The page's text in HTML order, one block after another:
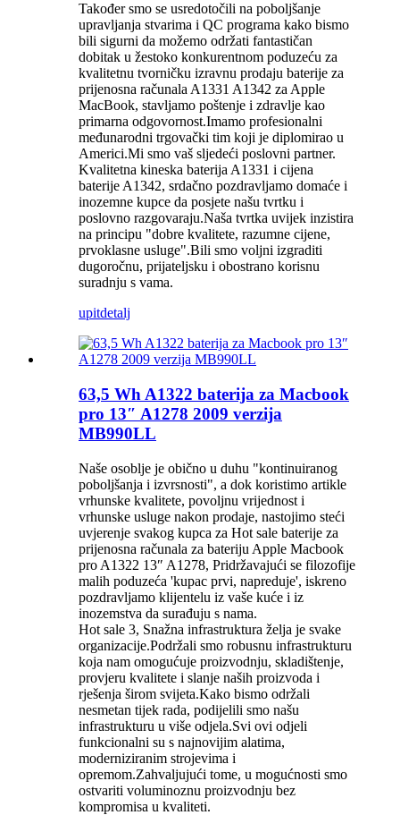
Također smo se usredotočili na poboljšanje
upravljanja stvarima i QC programa kako bismo
bili sigurni da možemo održati fantastičan
dobitak u žestoko konkurentnom poduzeću za
kvalitetnu tvorničku izravnu prodaju baterije za
prijenosna računala A1331 A1342 za Apple
MacBook, stavljamo poštenje i zdravlje kao
primarna odgovornost.Imamo profesionalni
međunarodni trgovački tim koji je diplomirao u
Americi.Mi smo vaš sljedeći poslovni partner.
Kvalitetna kineska baterija A1331 i cijena
baterije A1342, srdačno pozdravljamo domaće i
inozemne kupce da posjete našu tvrtku i
poslovno razgovaraju.Naša tvrtka uvijek inzistira
na principu "dobre kvalitete, razumne cijene,
prvoklasne usluge".Bili smo voljni izgraditi
dugoročnu, prijateljsku i obostrano korisnu
suradnju s vama.
upitdetalj
63,5 Wh A1322 baterija za Macbook
pro 13″ A1278 2009 verzija
MB990LL
Naše osoblje je obično u duhu "kontinuiranog
poboljšanja i izvrsnosti", a dok koristimo artikle
vrhunske kvalitete, povoljnu vrijednost i
vrhunske usluge nakon prodaje, nastojimo steći
uvjerenje svakog kupca za Hot sale baterije za
prijenosna računala za bateriju Apple Macbook
pro A1322 13″ A1278, Pridržavajući se filozofije
malih poduzeća 'kupac prvi, napreduje', iskreno
pozdravljamo klijentelu iz vaše kuće i iz
inozemstva da surađuju s nama.
Hot sale 3, Snažna infrastruktura želja je svake
organizacije.Podržali smo robusnu infrastrukturu
koja nam omogućuje proizvodnju, skladištenje,
provjeru kvalitete i slanje naših proizvoda i
rješenja širom svijeta.Kako bismo održali
nesmetan tijek rada, podijelili smo našu
infrastrukturu u više odjela.Svi ovi odjeli
funkcionalni su s najnovijim alatima,
moderniziranim strojevima i
opremom.Zahvaljujući tome, u mogućnosti smo
ostvariti voluminoznu proizvodnju bez
kompromisa u kvaliteti.